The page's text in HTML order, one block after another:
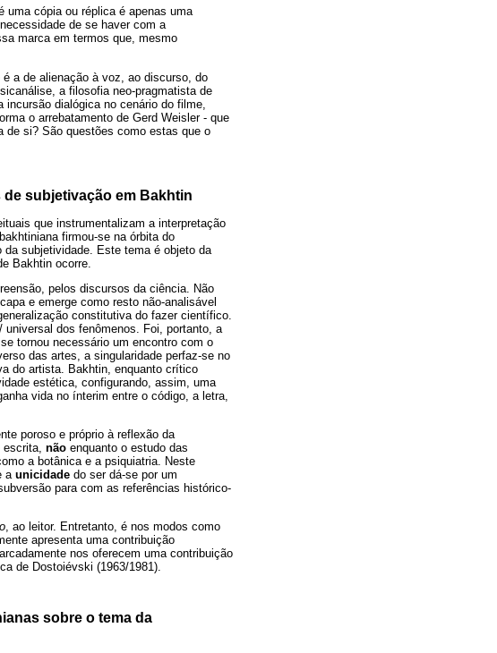
uma cópia ou réplica é apenas uma
de se haver com a
marca em termos que, mesmo
a de alienação à voz, ao discurso, do
a filosofia neo-pragmatista de
dialógica no cenário do filme,
o arrebatamento de Gerd Weisler - que
de si? São questões como estas que o
subjetivação em Bakhtin
que instrumentalizam a interpretação
firmou-se na órbita do
subjetividade. Este tema é objeto da
Bakhtin ocorre.
pelos discursos da ciência. Não
e emerge como resto não-analisável
constitutiva do fazer científico.
dos fenômenos. Foi, portanto, a
tornou necessário um encontro com o
das artes, a singularidade perfaz-se no
do artista. Bakhtin, enquanto crítico
estética, configurando, assim, uma
vida no ínterim entre o código, a letra,
poroso e próprio à reflexão da
não enquanto o estudo das
a botânica e a psiquiatria. Neste
a unicidade do ser dá-se por um
para com as referências histórico-
, ao leitor. Entretanto, é nos modos como
apresenta uma contribuição
nos oferecem uma contribuição
de Dostoiévski (1963/1981).
sobre o tema da